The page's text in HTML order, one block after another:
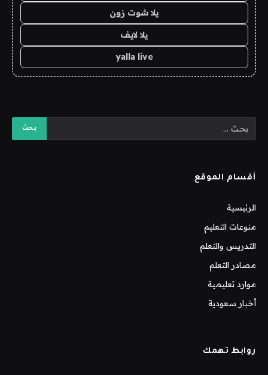
يلا شوت زون
يلا لايف
yalla live
أقسام الموقع
الرئيسية
منوعات التعليم
التدريس والتعلم
مصادر التعلم
موارد تعليمية
أخبار سعودية
روابط تهمك